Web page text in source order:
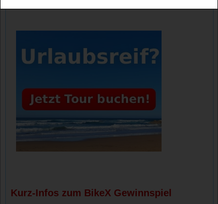
Kurz-Infos zum BikeX Gewinnspiel